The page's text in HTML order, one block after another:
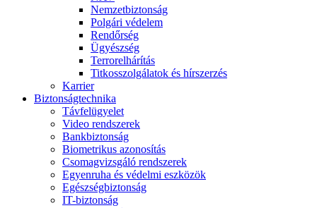
Nemzetbiztonság
Polgári védelem
Rendőrség
Ügyészség
Terrorelhárítás
Titkosszolgálatok és hírszerzés
Karrier
Biztonságtechnika
Távfelügyelet
Video rendszerek
Bankbiztonság
Biometrikus azonosítás
Csomagvizsgáló rendszerek
Egyenruha és védelmi eszközök
Egészségbiztonság
IT-biztonság